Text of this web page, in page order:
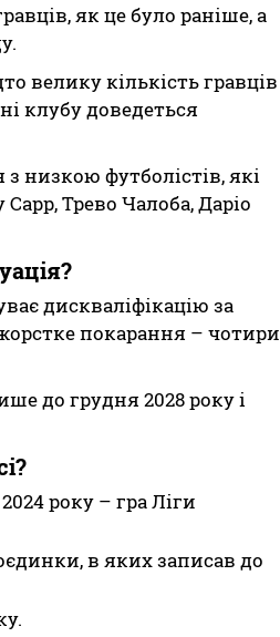
як це було раніше, а
велику кількість гравців
клубу доведеться
низкою футболістів, які
Трево Чалоба, Даріо
дискваліфікацію за
покарання – чотири
до грудня 2028 року і
року – гра Ліги
в яких записав до